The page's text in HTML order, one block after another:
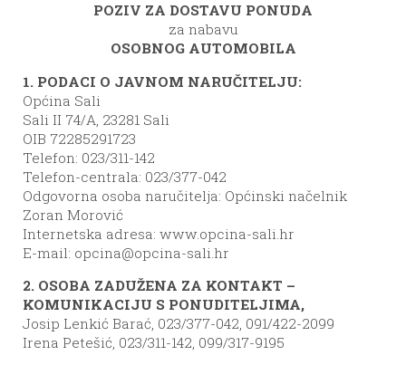
POZIV ZA DOSTAVU PONUDA
za nabavu
OSOBNOG AUTOMOBILA
1. PODACI O JAVNOM NARUČITELJU:
Općina Sali
Sali II 74/A, 23281 Sali
OIB 72285291723
Telefon: 023/311-142
Telefon-centrala: 023/377-042
Odgovorna osoba naručitelja: Općinski načelnik
Zoran Morović
Internetska adresa: www.opcina-sali.hr
E-mail: opcina@opcina-sali.hr
2. OSOBA ZADUŽENA ZA KONTAKT –
KOMUNIKACIJU S PONUDITELJIMA,
Josip Lenkić Barać, 023/377-042, 091/422-2099
Irena Petešić, 023/311-142, 099/317-9195